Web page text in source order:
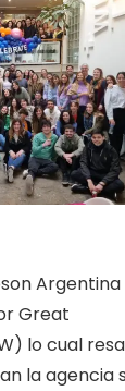
Great
lo cual
la agencia